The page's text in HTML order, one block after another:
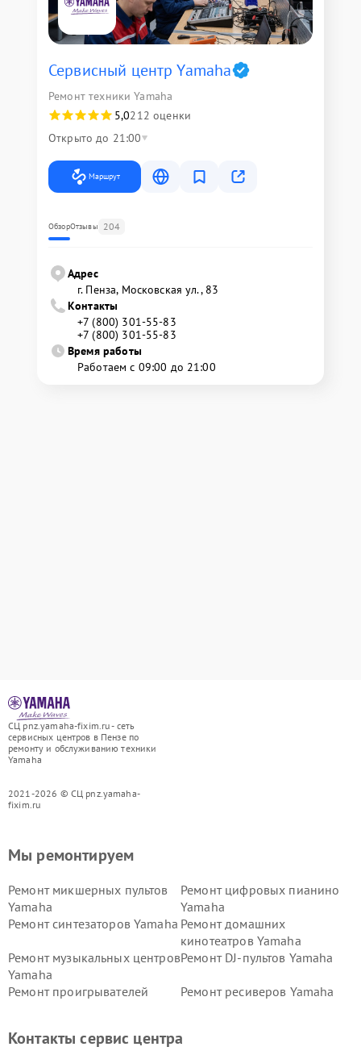
Сервисный центр Yamaha
Ремонт техники Yamaha
5,0212 оценки
Открыто до 21:00
Маршрут
ОбзорОтзывы 204
Адрес
г. Пенза, Московская ул., 83
Контакты
+7 (800) 301-55-83
+7 (800) 301-55-83
Время работы
Работаем с 09:00 до 21:00
СЦ pnz.yamaha-fixim.ru - сеть
сервисных центров в Пензе по
ремонту и обслуживанию техники
Yamaha
2021-2026 © СЦ pnz.yamaha-
fixim.ru
Мы ремонтируем
Ремонт микшерных пультов
Yamaha
Ремонт цифровых пианино
Yamaha
Ремонт синтезаторов Yamaha Ремонт домашних
кинотеатров Yamaha
Ремонт музыкальных центров
Yamaha
Ремонт DJ-пультов Yamaha
Ремонт проигрывателей
Ремонт ресиверов Yamaha
Yamaha
Yamaha
Контакты сервис центра